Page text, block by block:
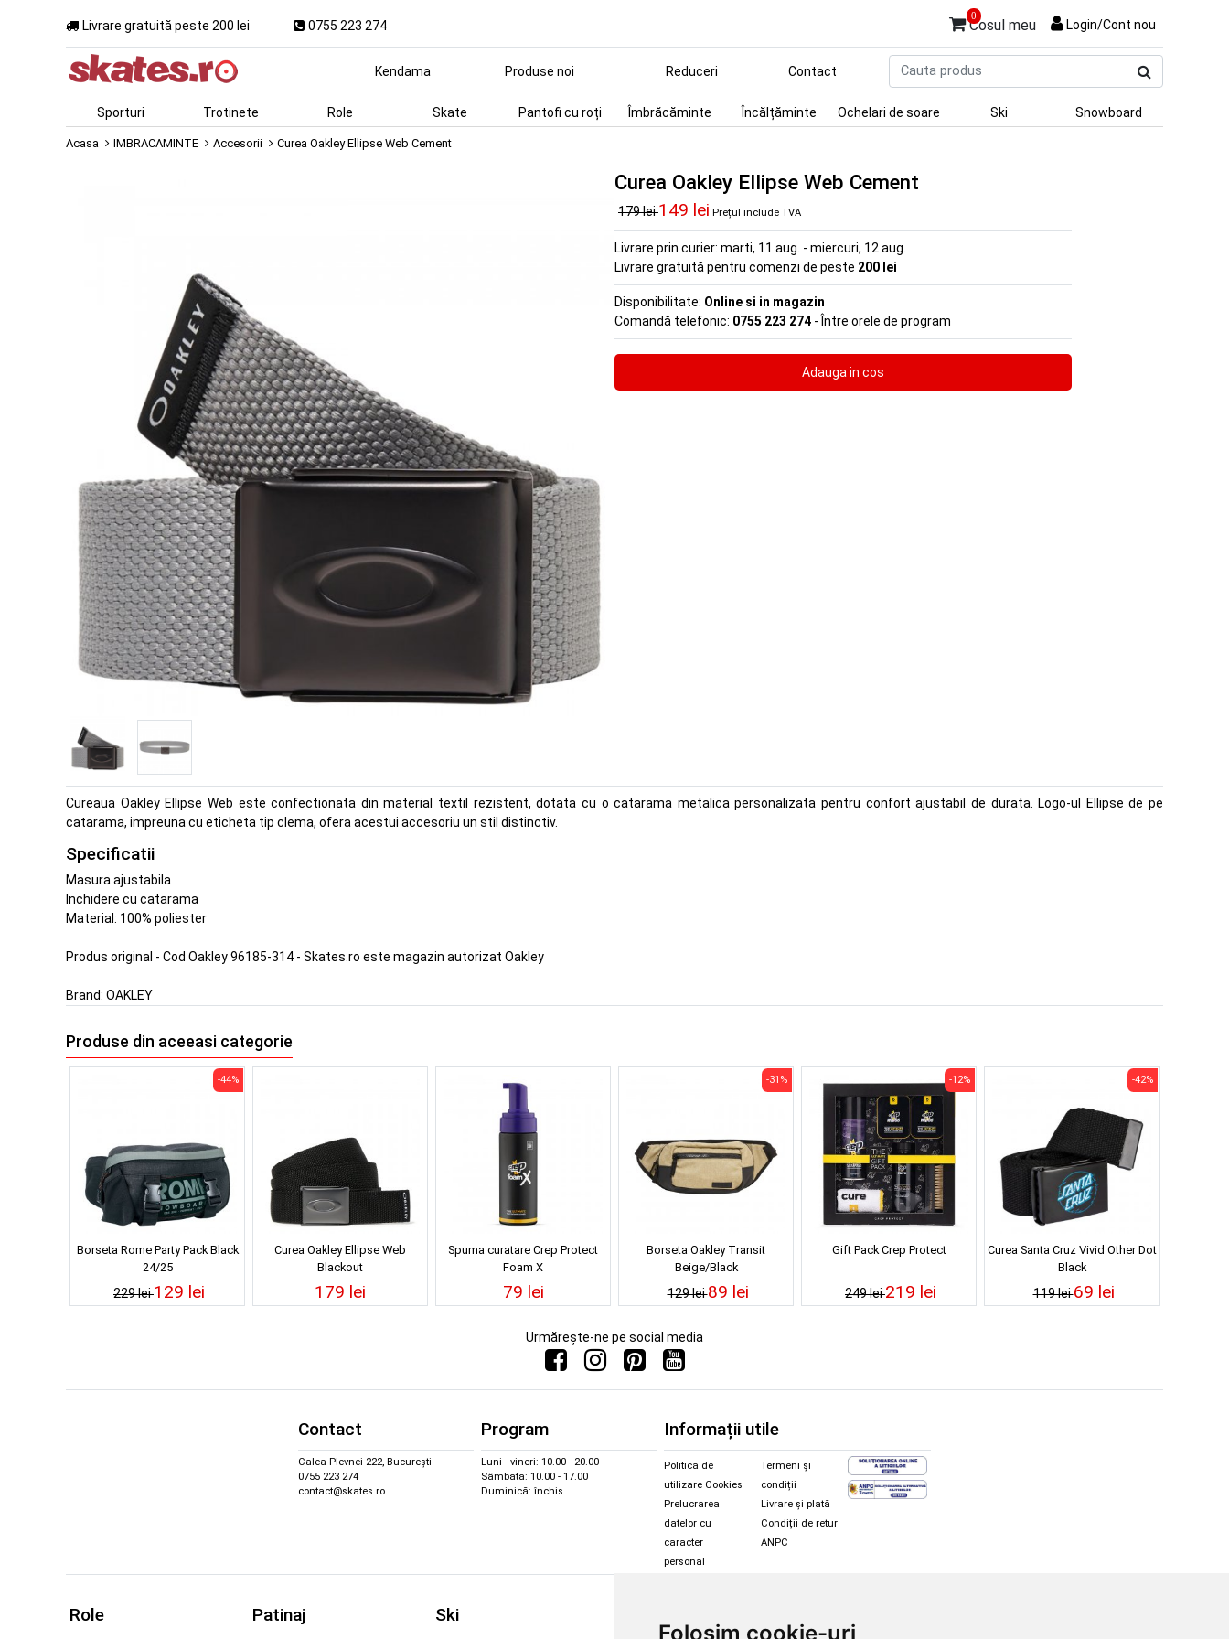
Folosim cookie-uri
Livrare gratuită peste 200 lei 0755 223 274
0
Cosul meu Login/Cont nou
produs
Kendama Produse noi Reduceri Contact
Sporturi Trotinete Role Skate Pantofi cu roți Îmbrăcăminte Încălțăminte Ochelari de soare Ski Snowboard
Acasa IMBRACAMINTE Accesorii Curea Oakley Ellipse Web Cement
Curea Oakley Ellipse Web Cement
179 lei149 lei Prețul include TVA
Livrare prin curier: marti, 11 aug. - miercuri, 12 aug.
Livrare gratuită pentru comenzi de peste 200 lei
Disponibilitate: Online si in magazin
Comandă telefonic: 0755 223 274 - Între orele de program
Cureaua Oakley Ellipse Web este confectionata din material textil rezistent, dotata cu o catarama metalica personalizata pentru confort ajustabil de durata. Logo-ul Ellipse de pe
catarama, impreuna cu eticheta tip clema, ofera acestui accesoriu un stil distinctiv.
Specificatii
Masura ajustabila
Inchidere cu catarama
Material: 100% poliester
Produs original - Cod Oakley 96185-314 - Skates.ro este magazin autorizat Oakley
Brand: OAKLEY
Produse din aceeasi categorie
Borseta Rome Party Pack Black
24/25
229 lei
-44%
129 lei
Curea Oakley Ellipse Web
Blackout
179 lei
Spuma curatare Crep Protect
Foam X
79 lei
Borseta Oakley Transit
Beige/Black
129 lei
-31%
89 lei
Gift Pack Crep Protect
249 lei
-12%
219 lei
Curea Santa Cruz Vivid Other Dot
Black
119 lei
-42%
69 lei
Urmărește-ne pe social media
Contact
Calea Plevnei 222, București
0755 223 274
contact@skates.ro
Program
Luni - vineri: 10.00 - 20.00
Sâmbătă: 10.00 - 17.00
Duminică: închis
Informații utile
Politica de
utilizare Cookies
Prelucrarea
datelor cu
caracter
personal
Termeni și
condiții
Livrare și plată
Condiții de retur
ANPC
Role Patinaj Ski